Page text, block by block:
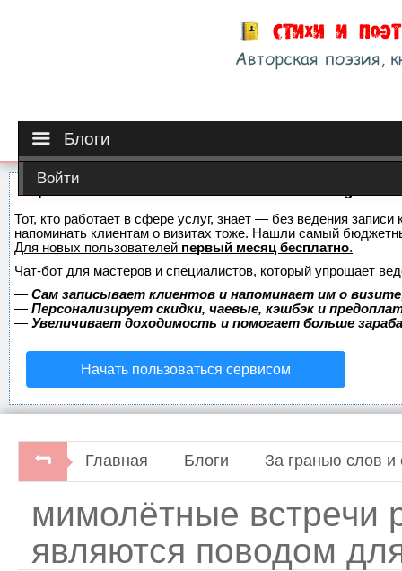
Блоги
Войти
Тот, кто работает в сфере услуг, знает — без ведения
напоминать клиентам о визитах тоже. Нашли самый
Для новых пользователей первый месяц бесплатно.
Чат-бот для мастеров и специалистов, который упрощает
— Сам записывает клиентов и напоминает им о
— Персонализирует скидки, чаевые, кэшбэк и
— Увеличивает доходимость и помогает больше
Начать пользоваться сервисом
Главная Блоги За гранью слов и
мимолётные встречи
являются поводом